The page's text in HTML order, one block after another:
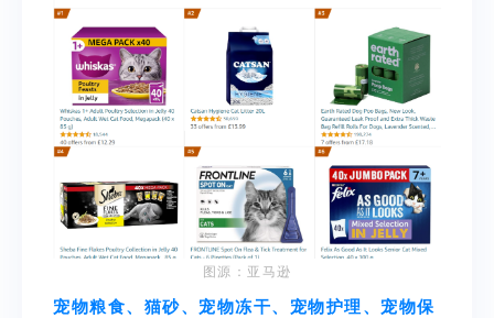
图源：亚马逊
宠物粮食、猫砂、宠物冻干、宠物护理、宠物保